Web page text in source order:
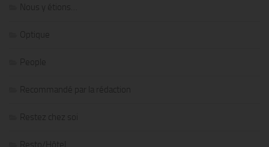
Nous y étions…
Optique
People
Recommandé par la rédaction
Restez chez soi
Resto/Hôtel